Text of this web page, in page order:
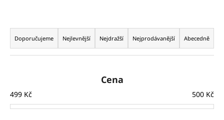
Ř
a
z
í
p
Doporučujeme Nejlevnější Nejdražší Nejprodávanější Abecedně
Cena
499 Kč 500 Kč
?